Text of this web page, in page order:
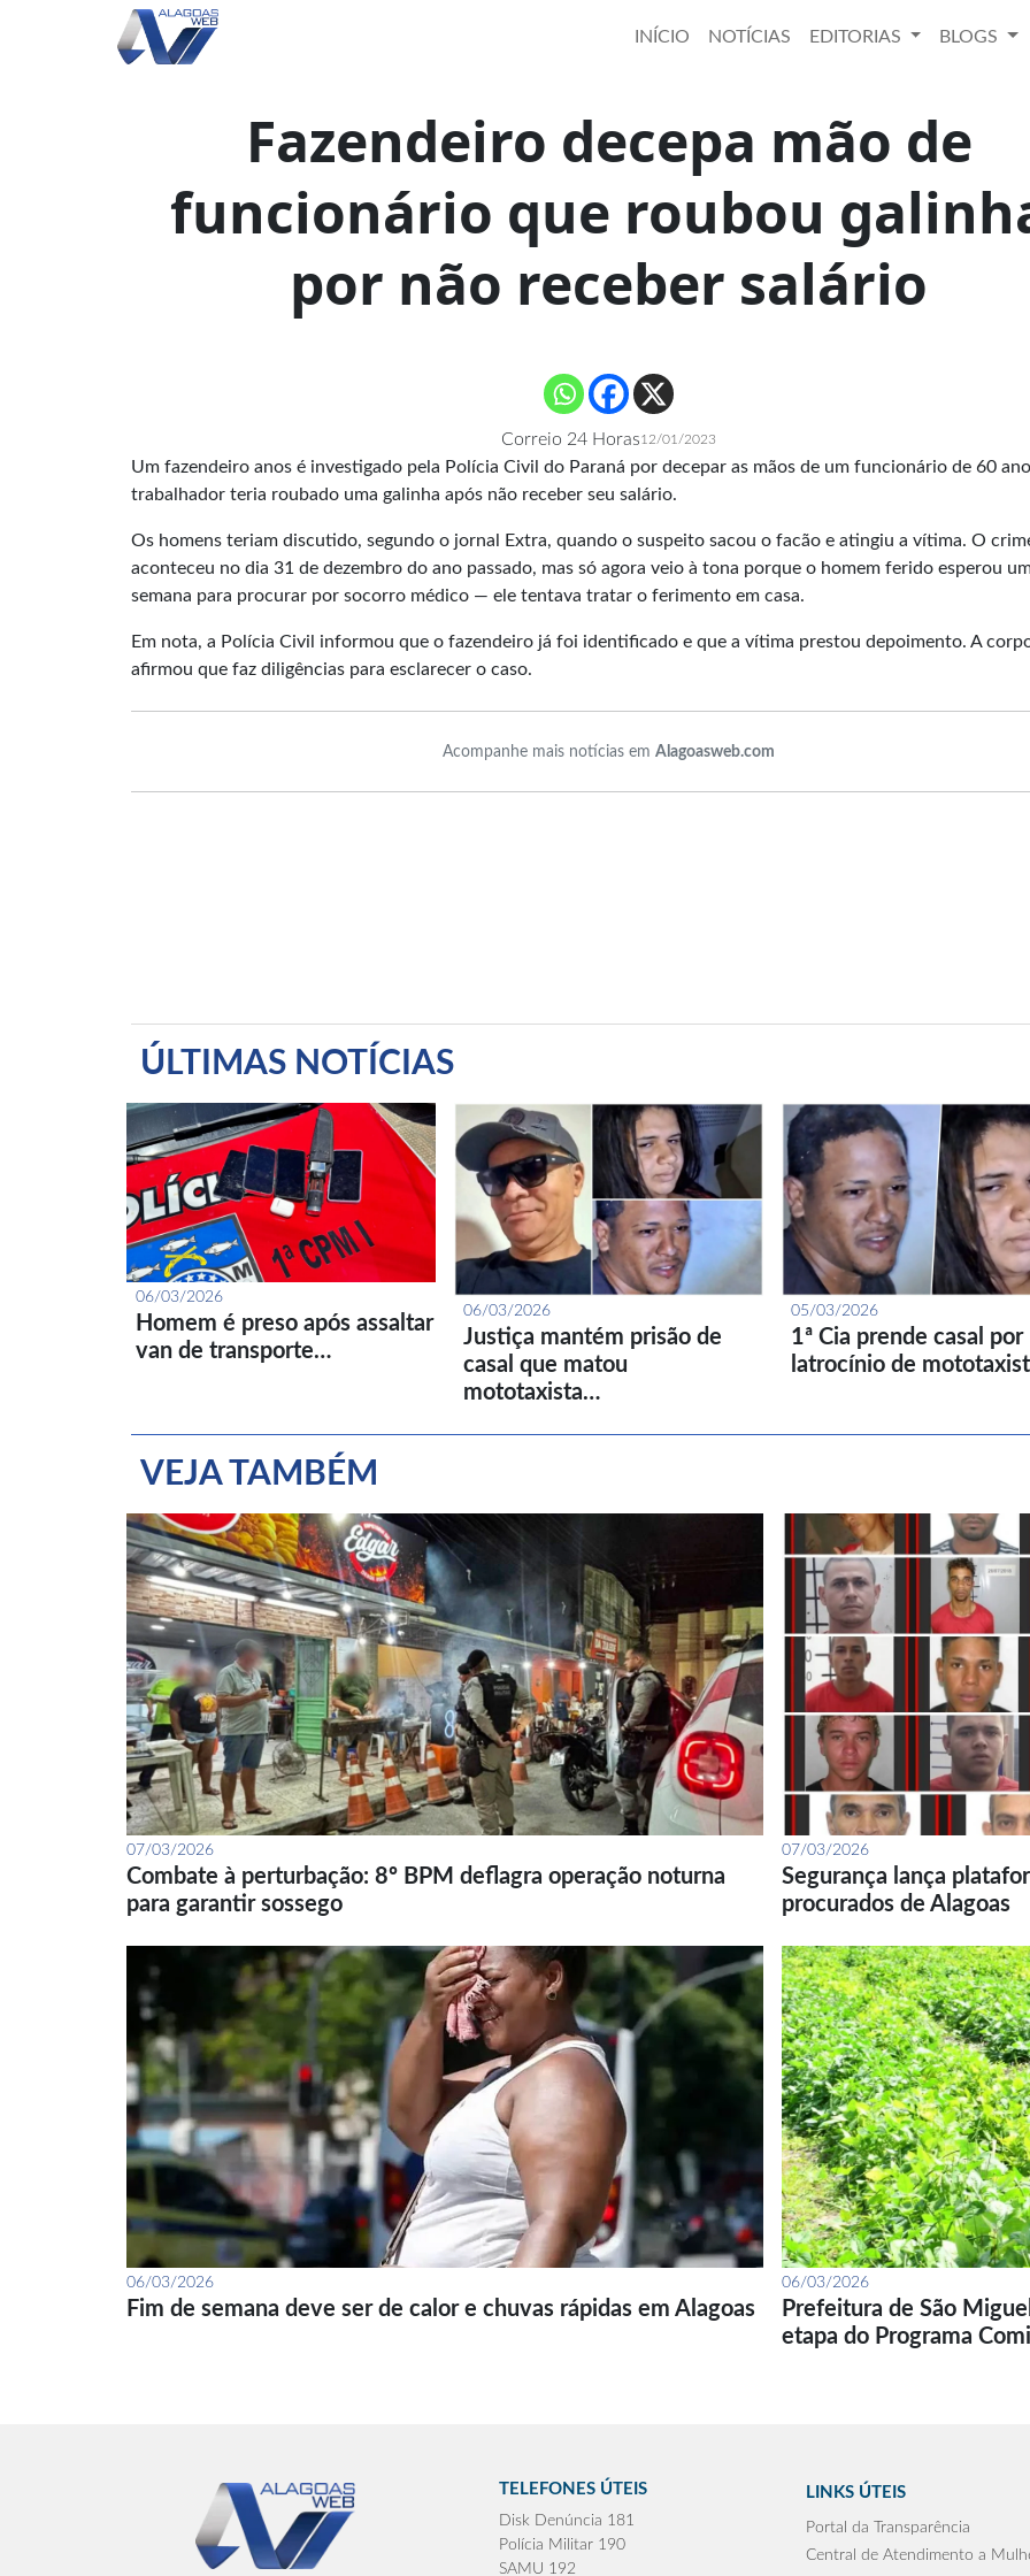
INÍCIO NOTÍCIAS EDITORIAS BLOGS
Fazendeiro decepa mão de
funcionário que roubou
por não receber salário
Correio 24 Horas12/01/2023
Um fazendeiro anos é investigado pela Polícia Civil do Paraná por decepar as mãos de um funcionário de 60
trabalhador teria roubado uma galinha após não receber seu salário.
Os homens teriam discutido, segundo o jornal Extra, quando o suspeito sacou o facão e atingiu a vítima. O
aconteceu no dia 31 de dezembro do ano passado, mas só agora veio à tona porque o homem ferido esperou
semana para procurar por socorro médico — ele tentava tratar o ferimento em casa.
Em nota, a Polícia Civil informou que o fazendeiro já foi identificado e que a vítima prestou depoimento. A
afirmou que faz diligências para esclarecer o caso.
Acompanhe mais notícias em Alagoasweb.com
ÚLTIMAS NOTÍCIAS
06/03/2026
Homem é preso após assaltar
van de transporte…
06/03/2026
Justiça mantém prisão de
casal que matou
mototaxista…
05/03/2026
1ª Cia prende casal por
latrocínio de
VEJA TAMBÉM
07/03/2026
Combate à perturbação: 8º BPM deflagra operação noturna
para garantir sossego
07/03/2026
Segurança lança
procurados de Alagoas
06/03/2026
Fim de semana deve ser de calor e chuvas rápidas em Alagoas
06/03/2026
Prefeitura de São
etapa do Programa
TELEFONES ÚTEIS
Disk Denúncia 181
Polícia Militar 190
SAMU 192
LINKS ÚTEIS
Portal da Transparência
Central de Atendimento a